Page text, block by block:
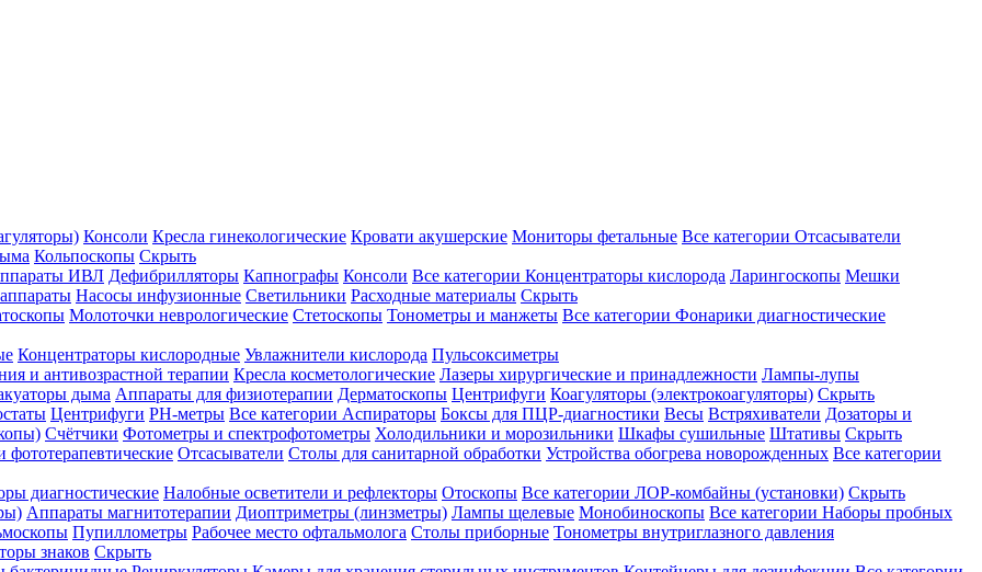
Консоли Кресла гинекологические Кровати акушерские Мониторы фетальные Все категории Отсасыватели
Кольпоскопы Скрыть
ИВЛ Дефибрилляторы Капнографы Консоли Все категории Концентраторы кислорода Ларингоскопы Мешки
Насосы инфузионные Светильники Расходные материалы Скрыть
Молоточки неврологические Стетоскопы Тонометры и манжеты Все категории Фонарики диагностические
Концентраторы кислородные Увлажнители кислорода Пульсоксиметры
и антивозрастной терапии Кресла косметологические Лазеры хирургические и принадлежности Лампы-лупы
дыма Аппараты для физиотерапии Дерматоскопы Центрифуги Коагуляторы (электрокоагуляторы) Скрыть
Центрифуги PH-метры Все категории Аспираторы Боксы для ПЦР-диагностики Весы Встряхиватели Дозаторы и
Счётчики Фотометры и спектрофотометры Холодильники и морозильники Шкафы сушильные Штативы Скрыть
фототерапевтические Отсасыватели Столы для санитарной обработки Устройства обогрева новорожденных Все категории
диагностические Налобные осветители и рефлекторы Отоскопы Все категории ЛОР-комбайны (установки) Скрыть
Аппараты магнитотерапии Диоптриметры (линзметры) Лампы щелевые Монобиноскопы Все категории Наборы пробных
Пупиллометры Рабочее место офтальмолога Столы приборные Тонометры внутриглазного давления
знаков Скрыть